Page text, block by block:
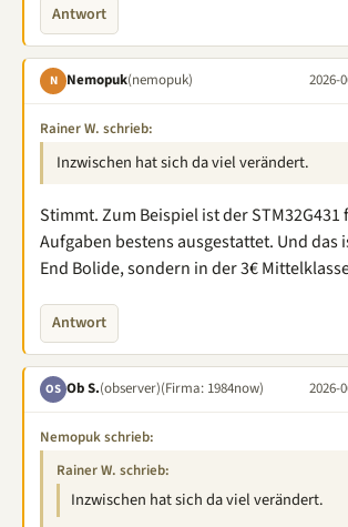
Antwort
N Nemopuk(nemopuk) 2026-
Rainer W. schrieb:
Inzwischen hat sich da viel verändert.
Stimmt. Zum Beispiel ist der STM32G431
Aufgaben bestens ausgestattet. Und das
End Bolide, sondern in der 3€
Antwort
OS Ob S.(observer)(Firma: 1984now) 2026-
Nemopuk schrieb:
Rainer W. schrieb:
Inzwischen hat sich da viel verändert.